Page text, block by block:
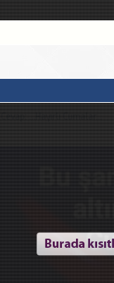
Cevap: ...Hayırlı Cumalar...